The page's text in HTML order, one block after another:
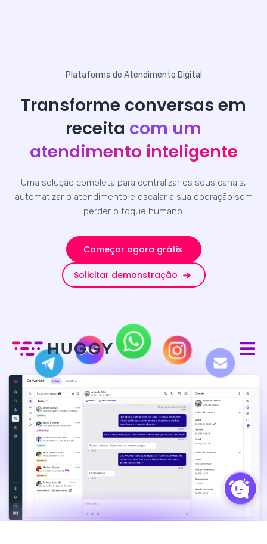
Plataforma de Atendimento Digital
Transforme conversas em
receita com um
atendimento inteligente
Uma solução completa para centralizar os seus canais,
automatizar o atendimento e escalar a sua operação sem
perder o toque humano.
Começar agora grátis
Solicitar demonstração